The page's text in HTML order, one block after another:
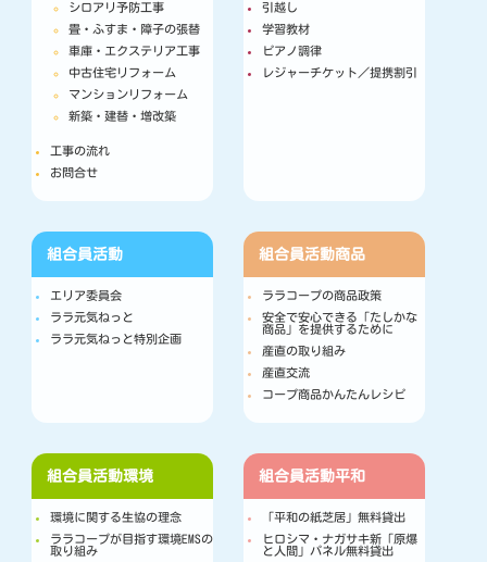
シロアリ予防工事
畳・ふすま・障子の張替
車庫・エクステリア工事
中古住宅リフォーム
マンションリフォーム
新築・建替・増改築
工事の流れ
お問合せ
引越し
学習教材
ピアノ調律
レジャーチケット／提携割引
組合員活動
エリア委員会
ララ元気ねっと
ララ元気ねっと特別企画
組合員活動商品
ララコープの商品政策
安全で安心できる「たしかな
商品」を提供するために
産直の取り組み
産直交流
コープ商品かんたんレシピ
組合員活動環境
環境に関する生協の理念
ララコープが目指す環境EMSの
取り組み
組合員活動平和
「平和の紙芝居」無料貸出
ヒロシマ・ナガサキ新「原爆
と人間」パネル無料貸出